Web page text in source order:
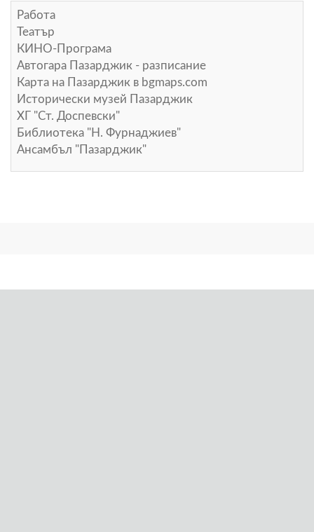
Работа
Театър
КИНО-Програма
Автогара Пазарджик - разписание
Карта на Пазарджик в bgmaps.com
Исторически музей Пазарджик
ХГ "Ст. Доспевски"
Библиотека "Н. Фурнаджиев"
Ансамбъл "Пазарджик"